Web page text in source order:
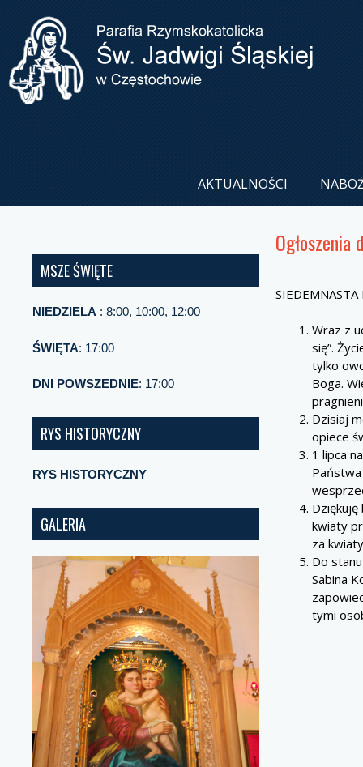
AKTUALNOŚCI
MSZE ŚWIĘTE
NIEDZIELA : 8:00, 10:00, 12:00
ŚWIĘTA: 17:00
DNI POWSZEDNIE: 17:00
RYS HISTORYCZNY
RYS HISTORYCZNY
GALERIA
Wraz z
się”.
tylko
Boga.
Dzisiaj
opiece
1 lipca
kwiaty
za
Do
Sabina
tymi